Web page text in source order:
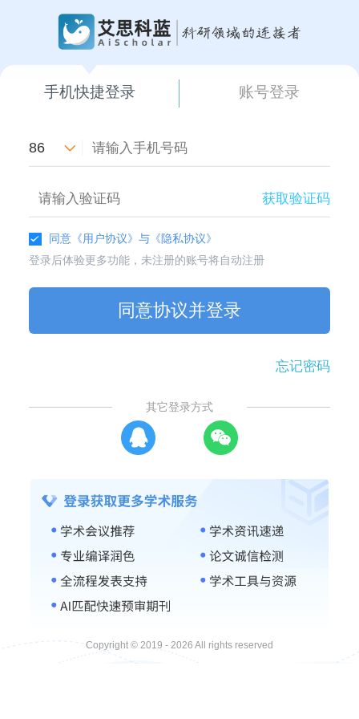
手机快捷登录 账号登录
86
获取验证码
同意 《用户协议》与 《隐私协议》
登录后体验更多功能，未注册的账号将自动注册
同意协议并登录
忘记密码
其它登录方式
Copyright © 2019 - 2026 All rights reserved